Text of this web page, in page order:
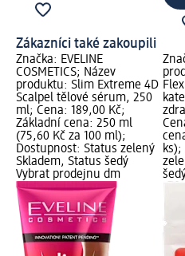
Zákazníci také zakoupili
Značka: EVELINE
COSMETICS; Název
produktu: Slim Extreme 4D
Scalpel tělové sérum, 250
ml; Cena: 189,00 Kč;
Základní cena: 250 ml
(75,60 Kč za 100 ml);
Dostupnost: Status zelený
Skladem, Status šedý
Vybrat prodejnu dm